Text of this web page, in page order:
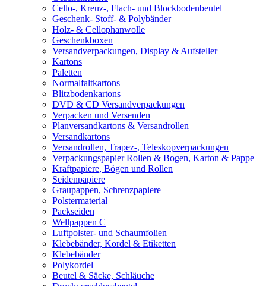
Cello-, Kreuz-, Flach- und Blockbodenbeutel
Geschenk- Stoff- & Polybänder
Holz- & Cellophanwolle
Geschenkboxen
Versandverpackungen, Display & Aufsteller
Kartons
Paletten
Normalfaltkartons
Blitzbodenkartons
DVD & CD Versandverpackungen
Verpacken und Versenden
Planversandkartons & Versandrollen
Versandkartons
Versandrollen, Trapez-, Teleskopverpackungen
Verpackungspapier Rollen & Bogen, Karton & Pappe
Kraftpapiere, Bögen und Rollen
Seidenpapiere
Graupappen, Schrenzpapiere
Polstermaterial
Packseiden
Wellpappen C
Luftpolster- und Schaumfolien
Klebebänder, Kordel & Etiketten
Klebebänder
Polykordel
Beutel & Säcke, Schläuche